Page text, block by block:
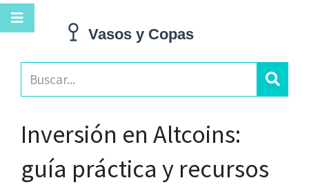
Inversión en Altcoins:
guía práctica y recursos